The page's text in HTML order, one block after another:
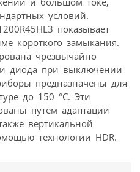
условий.
показывает
короткого замыкания.
чрезвычайно
и диода при выключении
предназначены для
до 150 °C. Эти
путем адаптации
вертикальной
технологии HDR.